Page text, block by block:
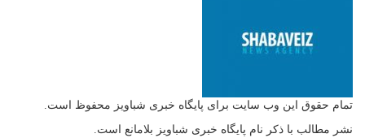
تمام حقوق این وب سایت برای پایگاه خبری شباویز محفوظ است.
نشر مطالب با ذکر نام پایگاه خبری شباویز بلامانع است.